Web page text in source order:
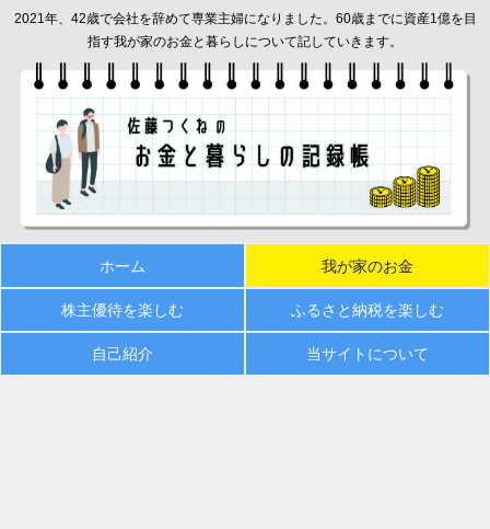
2021年、42歳で会社を辞めて専業主婦になりました。60歳までに資産1億を目
指す我が家のお金と暮らしについて記していきます。
ホーム 我が家のお金
株主優待を楽しむ ふるさと納税を楽しむ
自己紹介 当サイトについて